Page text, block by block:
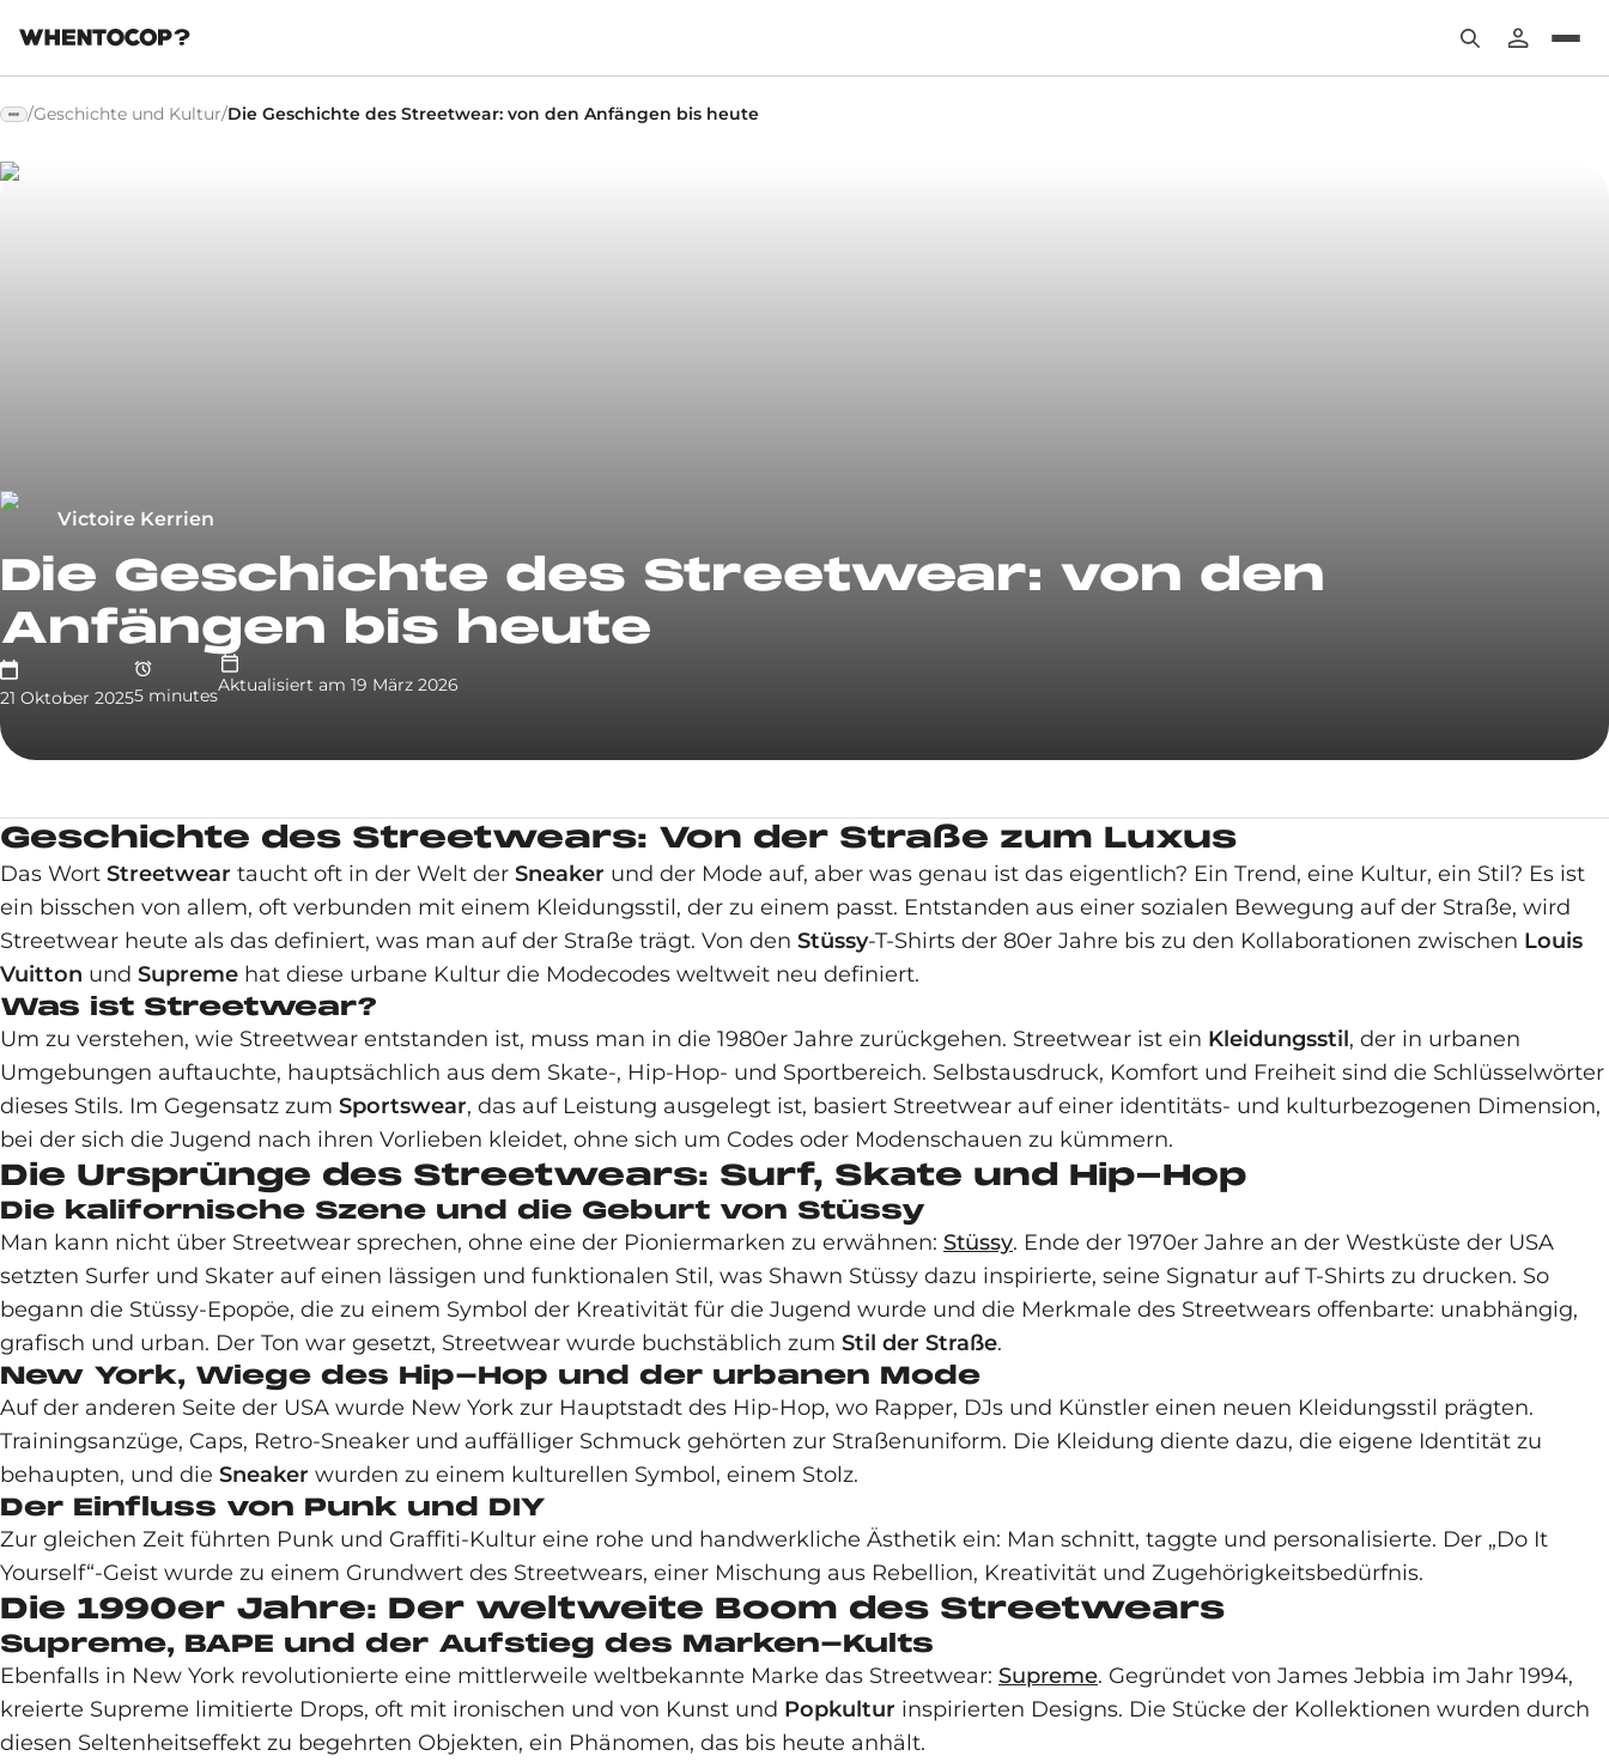
/Geschichte und Kultur/Die Geschichte des Streetwear: von den Anfängen bis heute
Victoire Kerrien
Die Geschichte des Streetwear: von den
Anfängen bis heute
21 Oktober 20255 minutesAktualisiert am 19 März 2026
Geschichte des Streetwears: Von der Straße zum Luxus
Das Wort Streetwear taucht oft in der Welt der Sneaker und der Mode auf, aber was genau ist das eigentlich? Ein Trend, eine Kultur, ein Stil? Es ist
ein bisschen von allem, oft verbunden mit einem Kleidungsstil, der zu einem passt. Entstanden aus einer sozialen Bewegung auf der Straße, wird
Streetwear heute als das definiert, was man auf der Straße trägt. Von den Stüssy-T-Shirts der 80er Jahre bis zu den Kollaborationen zwischen Louis
Vuitton und Supreme hat diese urbane Kultur die Modecodes weltweit neu definiert.
Was ist Streetwear?
Um zu verstehen, wie Streetwear entstanden ist, muss man in die 1980er Jahre zurückgehen. Streetwear ist ein Kleidungsstil, der in urbanen
Umgebungen auftauchte, hauptsächlich aus dem Skate-, Hip-Hop- und Sportbereich. Selbstausdruck, Komfort und Freiheit sind die Schlüsselwörter
dieses Stils. Im Gegensatz zum Sportswear, das auf Leistung ausgelegt ist, basiert Streetwear auf einer identitäts- und kulturbezogenen Dimension,
bei der sich die Jugend nach ihren Vorlieben kleidet, ohne sich um Codes oder Modenschauen zu kümmern.
Die Ursprünge des Streetwears: Surf, Skate und Hip-Hop
Die kalifornische Szene und die Geburt von Stüssy
Man kann nicht über Streetwear sprechen, ohne eine der Pioniermarken zu erwähnen: Stüssy. Ende der 1970er Jahre an der Westküste der USA
setzten Surfer und Skater auf einen lässigen und funktionalen Stil, was Shawn Stüssy dazu inspirierte, seine Signatur auf T-Shirts zu drucken. So
begann die Stüssy-Epopöe, die zu einem Symbol der Kreativität für die Jugend wurde und die Merkmale des Streetwears offenbarte: unabhängig,
grafisch und urban. Der Ton war gesetzt, Streetwear wurde buchstäblich zum Stil der Straße.
New York, Wiege des Hip-Hop und der urbanen Mode
Auf der anderen Seite der USA wurde New York zur Hauptstadt des Hip-Hop, wo Rapper, DJs und Künstler einen neuen Kleidungsstil prägten.
Trainingsanzüge, Caps, Retro-Sneaker und auffälliger Schmuck gehörten zur Straßenuniform. Die Kleidung diente dazu, die eigene Identität zu
behaupten, und die Sneaker wurden zu einem kulturellen Symbol, einem Stolz.
Der Einfluss von Punk und DIY
Zur gleichen Zeit führten Punk und Graffiti-Kultur eine rohe und handwerkliche Ästhetik ein: Man schnitt, taggte und personalisierte. Der „Do It
Yourself“-Geist wurde zu einem Grundwert des Streetwears, einer Mischung aus Rebellion, Kreativität und Zugehörigkeitsbedürfnis.
Die 1990er Jahre: Der weltweite Boom des Streetwears
Supreme, BAPE und der Aufstieg des Marken-Kults
Ebenfalls in New York revolutionierte eine mittlerweile weltbekannte Marke das Streetwear: Supreme. Gegründet von James Jebbia im Jahr 1994,
kreierte Supreme limitierte Drops, oft mit ironischen und von Kunst und Popkultur inspirierten Designs. Die Stücke der Kollektionen wurden durch
diesen Seltenheitseffekt zu begehrten Objekten, ein Phänomen, das bis heute anhält.